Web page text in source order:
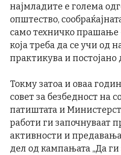
најмладите е голема
општество,
само техничко
која треба да се учи од
практикува и постојано
Токму затоа и оваа
совет за безбедност на
патиштата и
работи ги започнуваат
активности и
дел од кампањата „Да